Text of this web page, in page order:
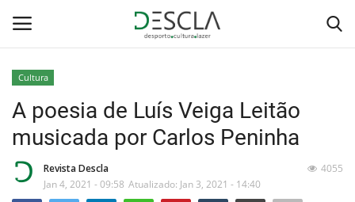
Home
...by Descla
Cultura
A poesia de Luís Veiga Leitão
musicada por Carlos Peninha
Revista Descla
Jan 4, 2021 - 09:58 Atualizado: Jan 3, 2021 - 14:40
4055